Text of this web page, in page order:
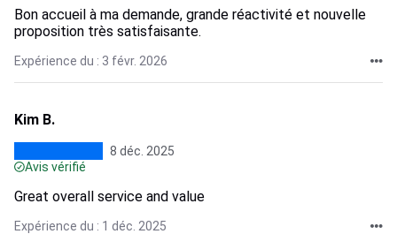
Bon accueil à ma demande, grande réactivité et nouvelle
proposition très satisfaisante.
Expérience du : 3 févr. 2026
Kim B.
8 déc. 2025
Avis vérifié
Great overall service and value
Expérience du : 1 déc. 2025